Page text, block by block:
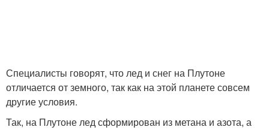
Специалисты говорят, что лед и снег на Плутоне
отличается от земного, так как на этой планете совсем
другие условия.
Так, на Плутоне лед сформирован из метана и азота, а